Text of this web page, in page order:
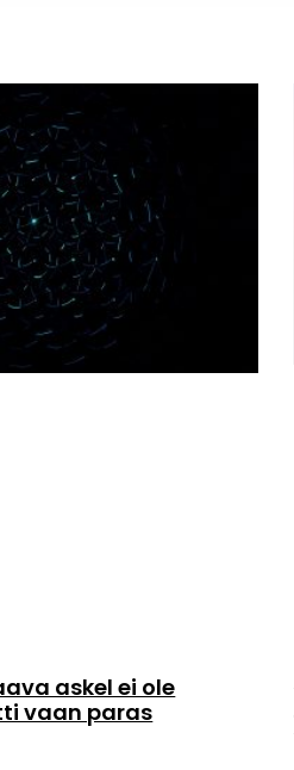
askel ei ole
vaan paras